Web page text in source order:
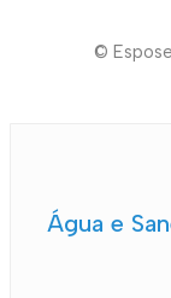
©
Água e